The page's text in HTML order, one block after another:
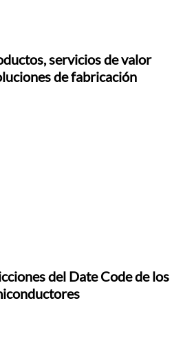
servicios de valor
de fabricación
del Date Code de los